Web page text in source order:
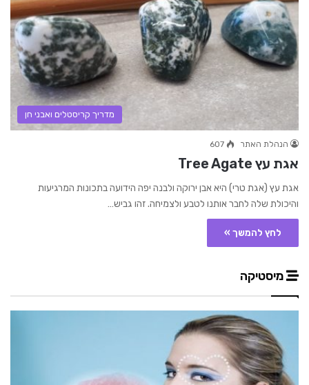
מדריך קריסטלים ואבני חן
הנהלת האתר 607
אגת עץ Tree Agate
אגת עץ (אגת טרי) היא אבן ירוקה ולבנה יפה הידועה בתכונות המרגיעות
והיכולת שלה לחבר אותנו לטבע ולצמיחה. זהו גביש…
לחץ להמשך »
מיסטיקה